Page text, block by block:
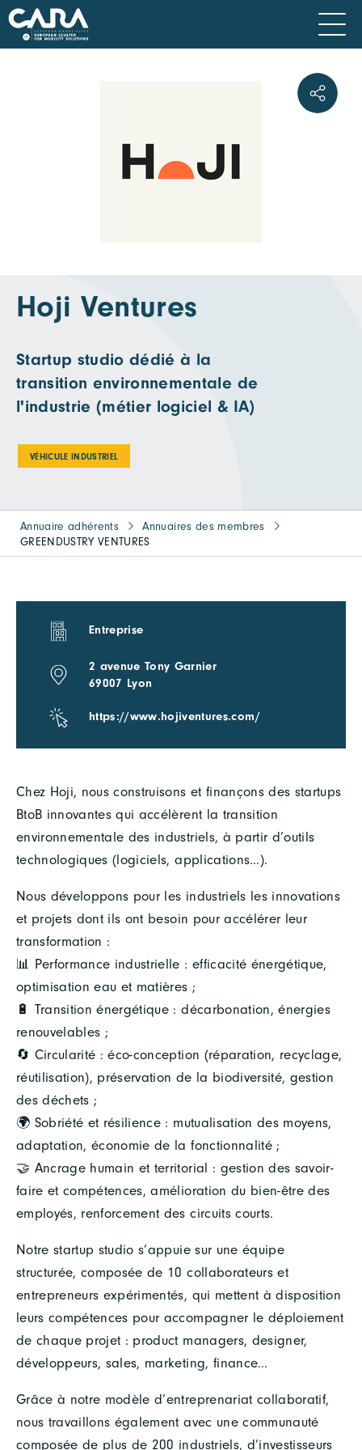
Hoji Ventures
Startup studio dédié à la
transition environnementale de
l'industrie (métier logiciel & IA)
VÉHICULE INDUSTRIEL
Annuaire adhérents
Annuaires des membres
GREENDUSTRY VENTURES
Chez Hoji, nous construisons et finançons des startups
BtoB innovantes qui accélèrent la transition
environnementale des industriels, à partir d’outils
technologiques (logiciels, applications…).
Nous développons pour les industriels les innovations
et projets dont ils ont besoin pour accélérer leur
transformation :
📊 Performance industrielle : efficacité énergétique,
optimisation eau et matières ;
🔋 Transition énergétique : décarbonation, énergies
renouvelables ;
🔄 Circularité : éco-conception (réparation, recyclage,
réutilisation), préservation de la biodiversité, gestion
des déchets ;
🌍 Sobriété et résilience : mutualisation des moyens,
adaptation, économie de la fonctionnalité ;
🤝 Ancrage humain et territorial : gestion des savoir-
faire et compétences, amélioration du bien-être des
employés, renforcement des circuits courts.
Notre startup studio s’appuie sur une équipe
structurée, composée de 10 collaborateurs et
entrepreneurs expérimentés, qui mettent à disposition
leurs compétences pour accompagner le déploiement
de chaque projet : product managers, designer,
développeurs, sales, marketing, finance…
Grâce à notre modèle d’entreprenariat collaboratif,
nous travaillons également avec une communauté
composée de plus de 200 industriels, d’investisseurs
Entreprise
2 avenue Tony Garnier
69007 Lyon
https://www.hojiventures.com/